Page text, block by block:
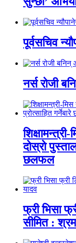
पूर्वसचिव
नर्स रोजी
दोस्रो
छलफल
फ्री भिसा
सीमित :